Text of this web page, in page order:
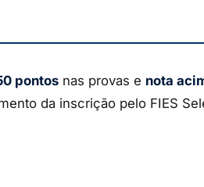
pontos nas provas e nota
da inscrição pelo FIES